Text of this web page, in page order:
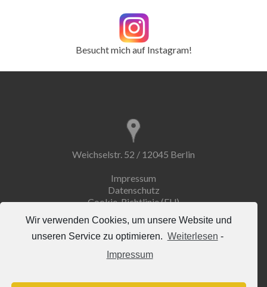
Wir verwenden Cookies, um unsere Website und
unseren Service zu optimieren. Weiterlesen -
Impressum
Besucht mich auf Instagram!
Weichselstr. 52 / 12045 Berlin
Impressum
Datenschutz
Cookie-Richtlinie (EU)
info@erdemuseum.de